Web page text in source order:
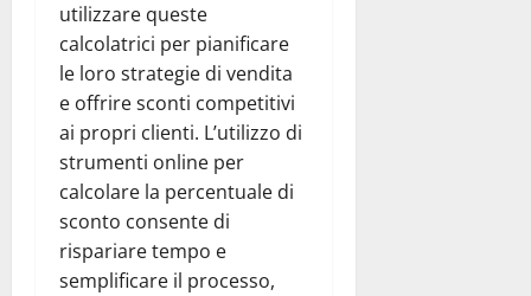
utilizzare queste
calcolatrici per pianificare
le loro strategie di vendita
e offrire sconti competitivi
ai propri clienti. L’utilizzo di
strumenti online per
calcolare la percentuale di
sconto consente di
rispariare tempo e
semplificare il processo,